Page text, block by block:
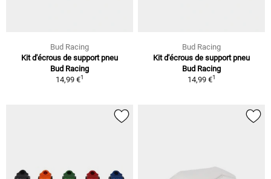
Bud Racing
Kit d'écrous de support pneu
Bud Racing
14,99 €1
Bud Racing
Kit d'écrous de support pneu
Bud Racing
14,99 €1